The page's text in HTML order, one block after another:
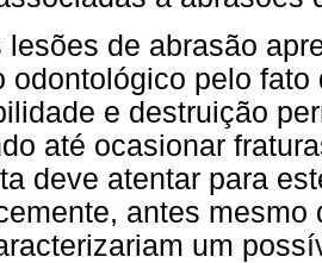
lesões de abrasão
odontológico pelo
e destruição
até ocasionar
deve atentar para
antes
um